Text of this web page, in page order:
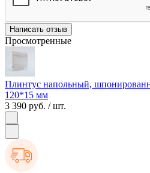
Написать отзыв
Просмотренные
Плинтус напольный,
120*15 мм
3 390 руб. / шт.